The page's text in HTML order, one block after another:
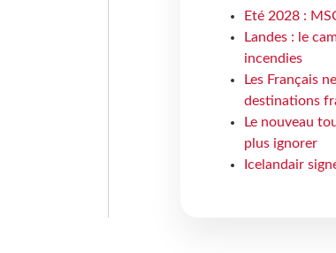
Eté 2028 :
Landes : le
incendies
Les Français
destinations
Le nouveau
plus ignorer
Icelandair